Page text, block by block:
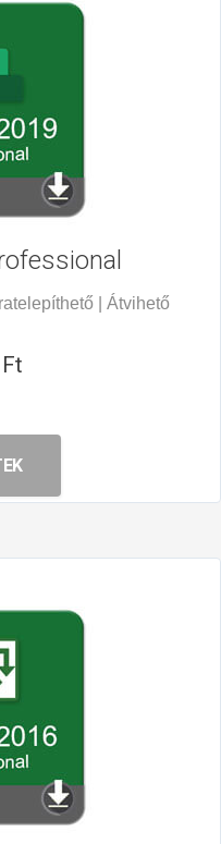
| Átvihető